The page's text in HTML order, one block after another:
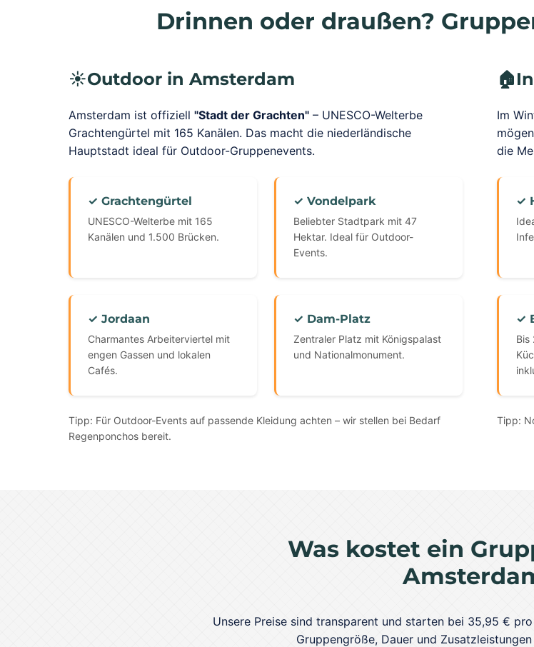
Drinnen oder draußen?
☀️Outdoor in Amsterdam 🏠
Amsterdam ist offiziell "Stadt der Grachten" – UNESCO-Welterbe
Grachtengürtel mit 165 Kanälen. Das macht die niederländische
Hauptstadt ideal für Outdoor-Gruppenevents.
Im
die
✓ Grachtengürtel
UNESCO-Welterbe mit 165
Kanälen und 1.500 Brücken.
✓ Vondelpark
Beliebter Stadtpark mit 47
Hektar. Ideal für Outdoor-
Events.
✓ Jordaan
Charmantes Arbeiterviertel mit
engen Gassen und lokalen
Cafés.
✓ Dam-Platz
Zentraler Platz mit Königspalast
und Nationalmonument.
✓
✓
Bis
Tipp: Für Outdoor-Events auf passende Kleidung achten – wir stellen bei Bedarf
Regenponchos bereit.
Tipp:
Was kostet ein
Unsere Preise sind transparent und starten bei 35,95 €
Gruppengröße, Dauer und